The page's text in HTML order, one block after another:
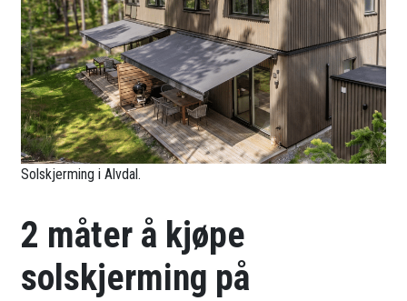
Solskjerming i Alvdal.
2 måter å kjøpe
solskjerming på